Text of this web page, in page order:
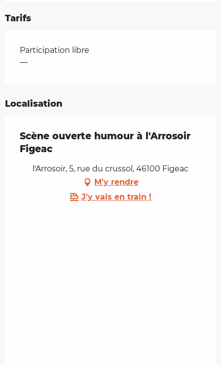
Tarifs
Tarifs 2026
Participation libre
—
Localisation
Scène ouverte humour à l'Arrosoir
Figeac
l'Arrosoir, 5, rue du crussol, 46100 Figeac
M'y rendre
J'y vais en train !